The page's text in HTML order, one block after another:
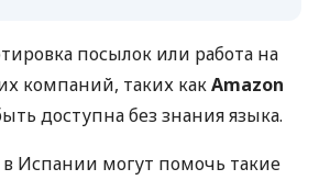
посылок или работа на
компаний, таких какAmazon
доступна без знания языка.
Испании могут помочь такие